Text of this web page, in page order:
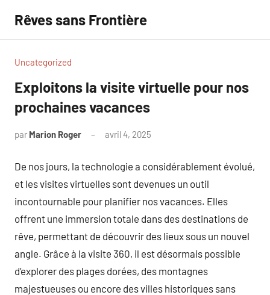
contenu
Rêves sans Frontière
Uncategorized
Exploitons la visite virtuelle pour nos
prochaines vacances
par Marion Roger avril 4, 2025
De nos jours, la technologie a considérablement évolué,
et les visites virtuelles sont devenues un outil
incontournable pour planifier nos vacances. Elles
offrent une immersion totale dans des destinations de
rêve, permettant de découvrir des lieux sous un nouvel
angle. Grâce à la visite 360, il est désormais possible
d’explorer des plages dorées, des montagnes
majestueuses ou encore des villes historiques sans